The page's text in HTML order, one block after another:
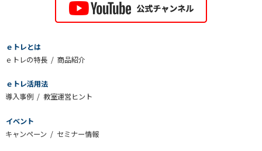
ｅトレとは
ｅトレの特長
商品紹介
ｅトレ活用法
導入事例
教室運営ヒント
イベント
キャンペーン
セミナー情報